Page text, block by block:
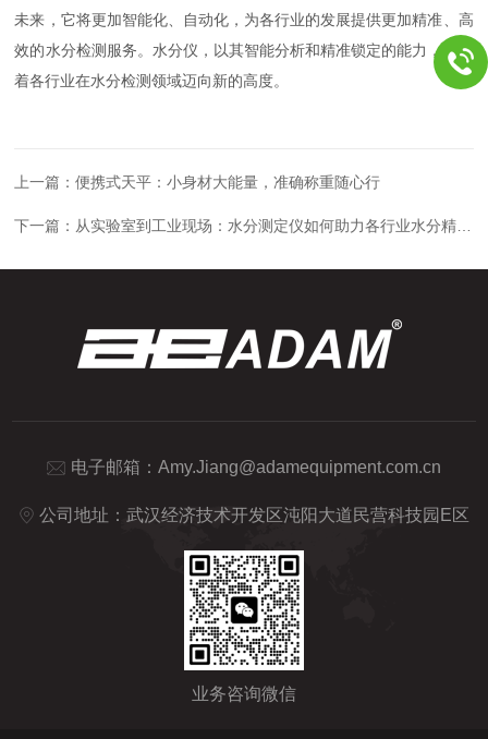
未来，它将更加智能化、自动化，为各行业的发展提供更加精准、高
效的水分检测服务。水分仪，以其智能分析和精准锁定的能力，正领
着各行业在水分检测领域迈向新的高度。
上一篇：便携式天平：小身材大能量，准确称重随心行
下一篇： 从实验室到工业现场：水分测定仪如何助力各行业水分精准控制
电子邮箱： Amy.Jiang@adamequipment.com.cn
公司地址：武汉经济技术开发区沌阳大道民营科技园E区
业务咨询微信